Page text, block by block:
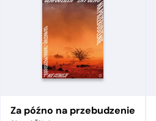
Za późno na przebudzenie